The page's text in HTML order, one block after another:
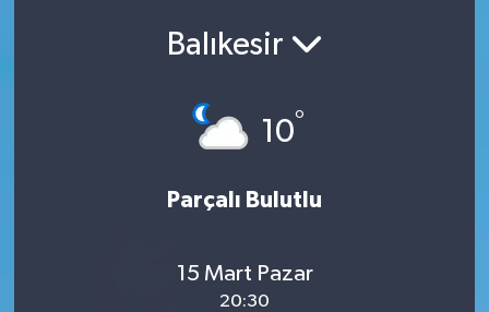
Balıkesir
10°
Parçalı Bulutlu
15 Mart Pazar
20:30